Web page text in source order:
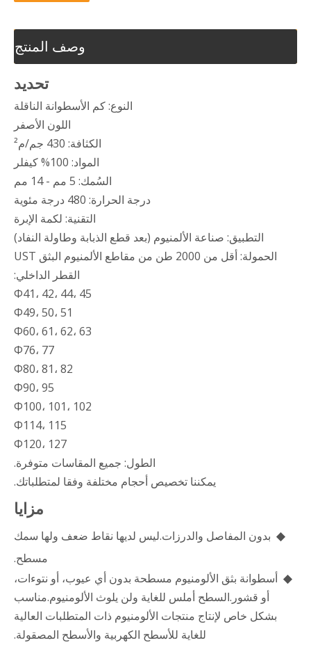
وصف المنتج
تحديد
النوع: كم الأسطوانة الناقلة
اللون الأصفر
الكثافة: 430 جم/م²
المواد: 100% كيفلر
السُمك: 5 مم - 14 مم
درجة الحرارة: 480 درجة مئوية
التقنية: لكمة الإبرة
التطبيق: صناعة الألمنيوم (بعد قطع الذبابة وطاولة النفاد)
الحمولة: أقل من 2000 طن من مقاطع الألمنيوم البثق UST
القطر الداخلي:
Φ41، 42، 44، 45
Φ49، 50، 51
Φ60، 61، 62، 63
Φ76، 77
Φ80، 81، 82
Φ90، 95
Φ100، 101، 102
Φ114، 115
Φ120، 127
الطول: جميع المقاسات متوفرة.
يمكننا تخصيص أحجام مختلفة وفقا لمتطلباتك.
مزايا
◆ بدون المفاصل والدرزات.ليس لديها نقاط ضعف ولها سمك
مسطح.
◆ أسطوانة بثق الألومنيوم مسطحة بدون أي عيوب، أو نتوءات،
أو قشور.السطح أملس للغاية ولن يلوث الألومنيوم.مناسب
بشكل خاص لإنتاج منتجات الألومنيوم ذات المتطلبات العالية
للغاية للأسطح الكهربية والأسطح المصقولة.